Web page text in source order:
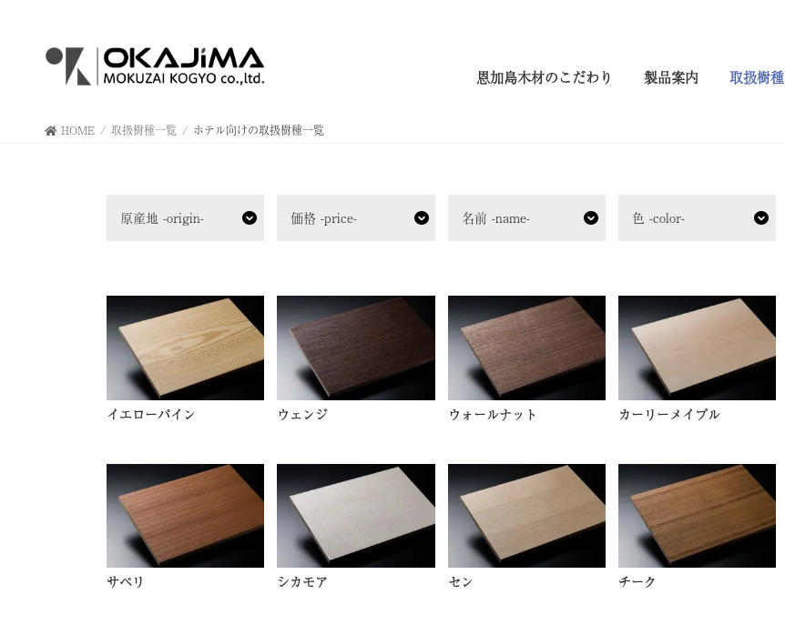
恩加島木材のこだわり 製品案内 取扱樹種
HOME 取扱樹種一覧 ホテル向けの取扱樹種一覧
原産地 -origin- 価格 -price- 名前 -name- 色 -color-
イエローパイン ウェンジ ウォールナット カーリーメイプル
サペリ シカモア セン チーク